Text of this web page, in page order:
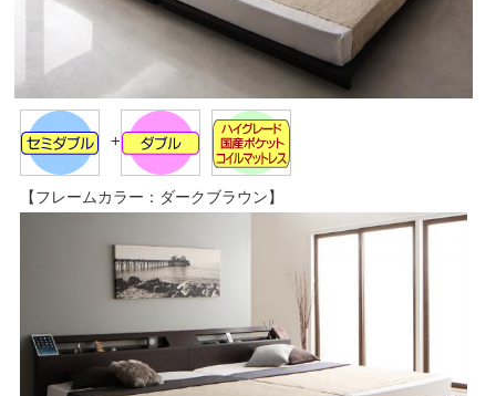
+
【フレームカラー：ダークブラウン】